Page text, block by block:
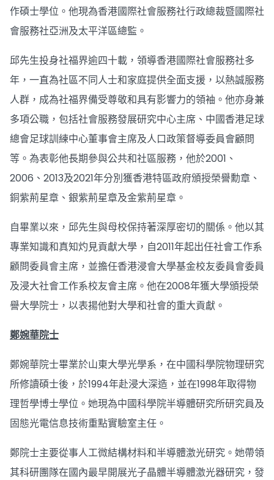
作碩士學位。他現為香港國際社會服務社行政總裁暨國際社
會服務社亞洲及太平洋區總監。
邱先生投身社福界逾四十載，領導香港國際社會服務社多
年，一直為社區不同人士和家庭提供全面支援，以熱誠服務
人群，成為社福界備受尊敬和具有影響力的領袖。他亦身兼
多項公職，包括社會服務發展研究中心主席、中國香港足球
總會足球訓練中心董事會主席及人口政策督導委員會顧問
等。為表彰他長期參與公共和社區服務，他於2001、
2006、2013及2021年分別獲香港特區政府頒授榮譽勳章、
銅紫荊星章、銀紫荊星章及金紫荊星章。
自畢業以來，邱先生與母校保持著深厚密切的關係。他以其
專業知識和真知灼見貢獻大學，自2011年起出任社會工作系
顧問委員會主席，並擔任香港浸會大學基金校友委員會委員
及浸大社會工作系校友會主席。他在2008年獲大學頒授榮
譽大學院士，以表揚他對大學和社會的重大貢獻。
鄭婉華院士
鄭婉華院士畢業於山東大學光學系，在中國科學院物理研究
所修讀碩士後，於1994年赴浸大深造，並在1998年取得物
理哲學博士學位。她現為中國科學院半導體研究所研究員及
固態光電信息技術重點實驗室主任。
鄭院士主要從事人工微結構材料和半導體激光研究。她帶領
其科研團隊在國內最早開展光子晶體半導體激光器研究，發